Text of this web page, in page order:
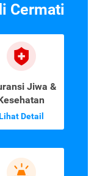
Cermati
Jiwa &
Detail